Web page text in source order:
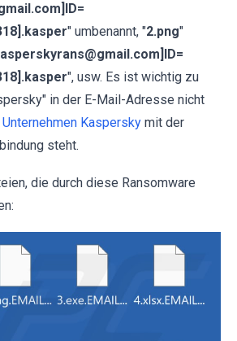
" umbenannt, "2.png"
", usw. Es ist wichtig zu
in der E-Mail-Adresse nicht
Unternehmen Kaspersky mit der
steht.
die durch diese Ransomware